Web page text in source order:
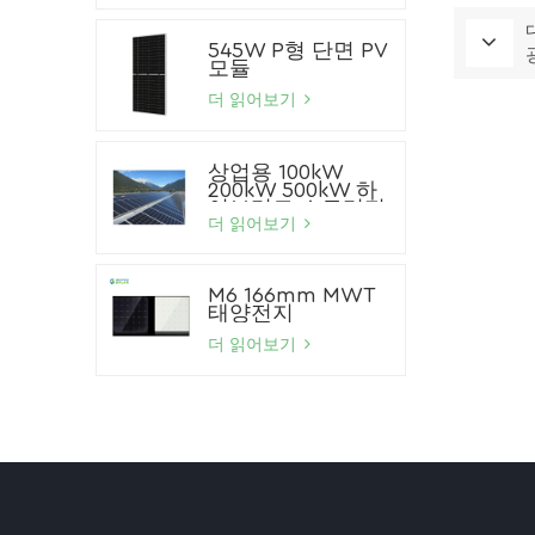
545W P형 단면 PV
모듈
더 읽어보기
상업용 100kW
200kW 500kW 하
이브리드 스토리지
태양광 시스템 리튬
더 읽어보기
M6 166mm MWT
태양전지
더 읽어보기